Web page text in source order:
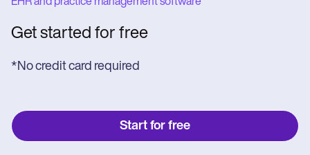
Get started for free
*No credit card required
Start for free